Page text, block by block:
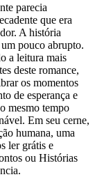
parecia
que era
A história
pouco abrupto.
a leitura mais
deste romance,
os momentos
de esperança e
mesmo tempo
Em seu cerne,
humana, uma
ler grátis e
ou Histórias